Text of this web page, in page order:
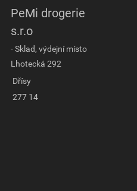
PeMi drogerie
s.r.o
- Sklad, výdejní místo
Lhotecká 292
Dřísy
277 14